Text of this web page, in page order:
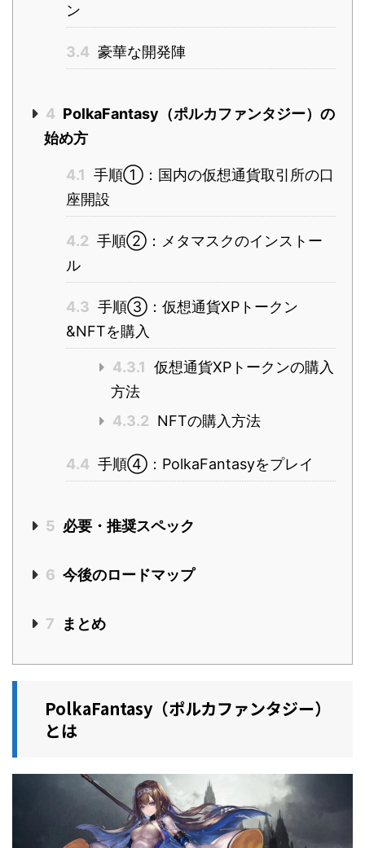
ン
3.4 豪華な開発陣
4 PolkaFantasy（ポルカファンタジー）の
始め方
4.1 手順①：国内の仮想通貨取引所の口
座開設
4.2 手順②：メタマスクのインストー
ル
4.3 手順③：仮想通貨XPトークン
&NFTを購入
4.3.1 仮想通貨XPトークンの購入
方法
4.3.2 NFTの購入方法
4.4 手順④：PolkaFantasyをプレイ
5 必要・推奨スペック
6 今後のロードマップ
7 まとめ
PolkaFantasy（ポルカファンタジー）
とは